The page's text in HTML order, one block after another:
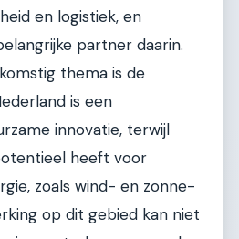
en logistiek, en
partner daarin.
thema is de
is een
innovatie, terwijl
heeft voor
zoals wind- en zonne-
op dit gebied kan niet